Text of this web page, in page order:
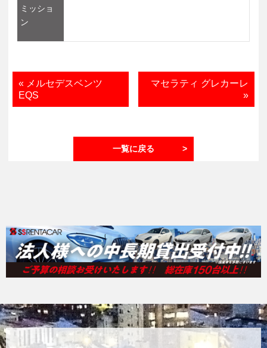
ミッショ
ン
« メルセデスベンツ
EQS
マセラティ グレカーレ
»
一覧に戻る